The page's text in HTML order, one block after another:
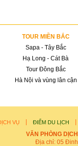
TOUR MIỀN BẮC
Sapa - Tây Bắc
Hạ Long - Cát Bà
Tour Đông Bắc
Hà Nội và vùng lân cận
VỤ ĐIỂM DU LỊCH
VĂN PHÒNG
Địa chỉ: 05